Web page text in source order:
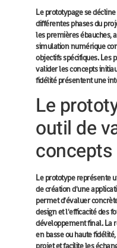
Le prototypage se
différentes phases du
les premières ébauches,
simulation numérique
objectifs spécifiques. Les
valider les concepts
fidélité présentent une
Le
outil de
concepts
Le prototype représente
de création d'une
permet d'évaluer
design et l'efficacité des
développement final. La
en basse ou haute